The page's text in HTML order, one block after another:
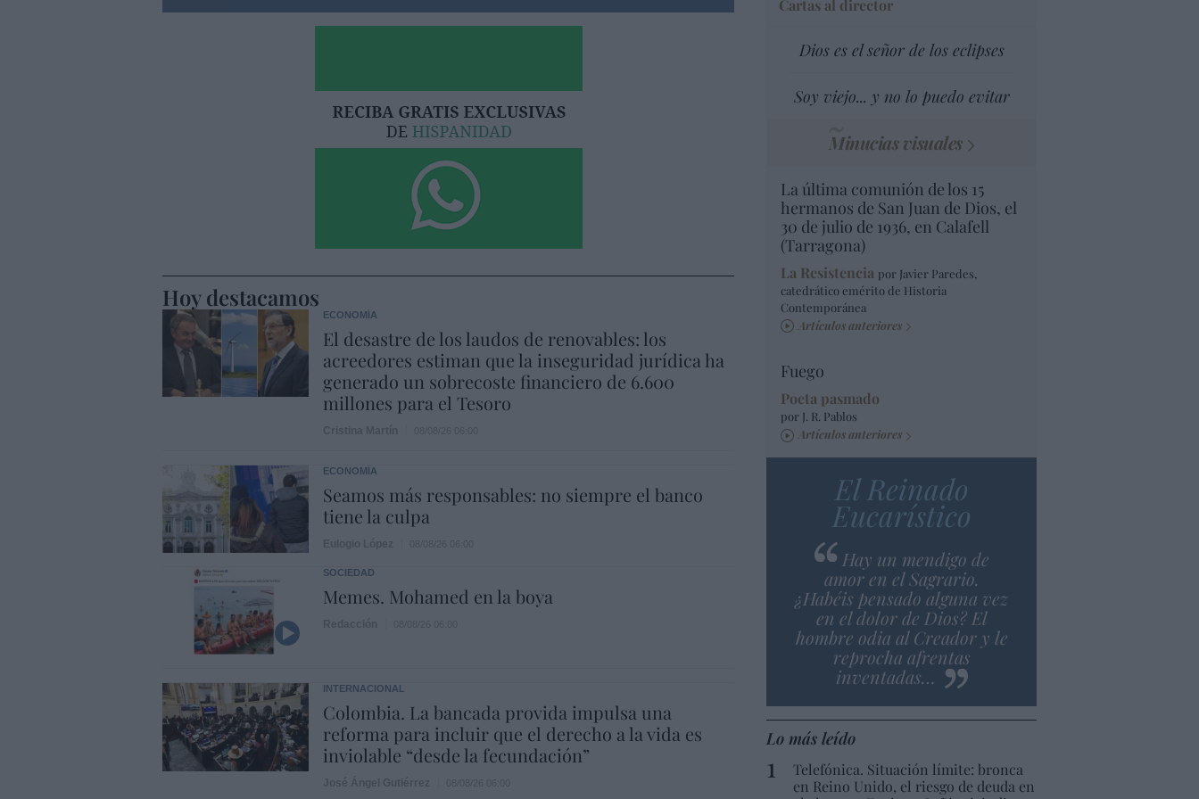
Hoy destacamos
ECONOMÍA
El desastre de los laudos de renovables: los
acreedores estiman que la inseguridad jurídica ha
generado un sobrecoste financiero de 6.600
millones para el Tesoro
ECONOMÍA
Seamos más responsables: no siempre el banco
tiene la culpa
SOCIEDAD
Memes. Mohamed en la boya
INTERNACIONAL
Colombia. La bancada provida impulsa una
reforma para incluir que el derecho a la vida es
inviolable “desde la fecundación”
Cartas al director
Dios es el señor de los eclipses
Soy viejo... y no lo puedo evitar
Minucias visuales
La última comunión de los 15
hermanos de San Juan de Dios, el
30 de julio de 1936, en Calafell
(Tarragona)
La Resistencia por Javier Paredes,
catedrático emérito de Historia
Contemporánea
Artículos anteriores
Fuego
Poeta pasmado
por J. R. Pablos
Artículos anteriores
El Reinado
Eucarístico
Hay un mendigo de
amor en el Sagrario.
¿Habéis pensado alguna vez
en el dolor de Dios? El
hombre odia al Creador y le
reprocha afrentas
inventadas…
Lo más leído
Telefónica. Situación límite: bronca
en Reino Unido, el riesgo de deuda en